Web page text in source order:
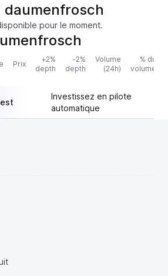
daumenfrosch
pour le moment.
Prix
+2%
depth
-2%
depth
Volume
(24h)
% du
volume
Investissez en pilote
automatique